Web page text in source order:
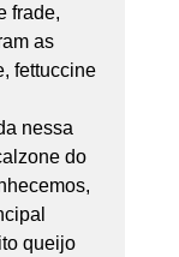
frade,
as
fettuccine
nessa
do
queijo